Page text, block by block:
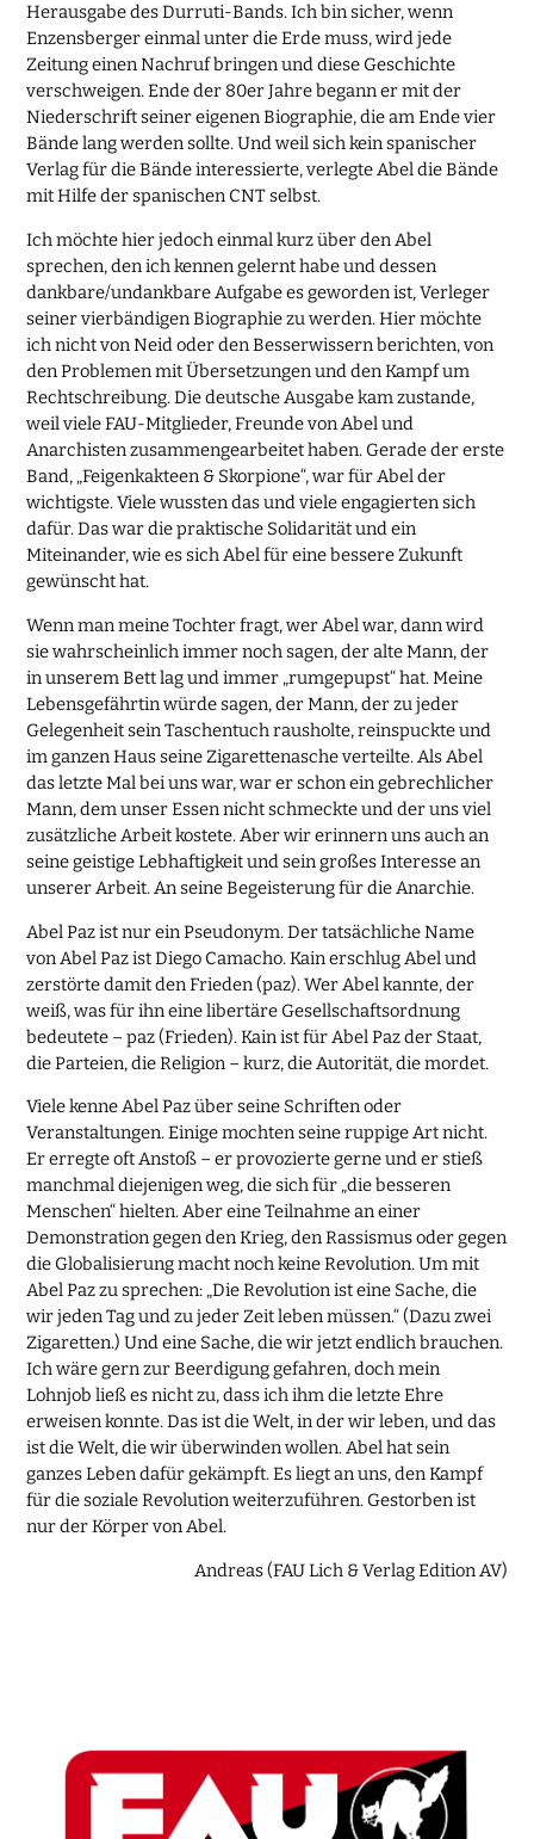
Herausgabe des Durruti-Bands. Ich bin sicher, wenn
Enzensberger einmal unter die Erde muss, wird jede
Zeitung einen Nachruf bringen und diese Geschichte
verschweigen. Ende der 80er Jahre begann er mit der
Niederschrift seiner eigenen Biographie, die am Ende vier
Bände lang werden sollte. Und weil sich kein spanischer
Verlag für die Bände interessierte, verlegte Abel die Bände
mit Hilfe der spanischen CNT selbst.
Ich möchte hier jedoch einmal kurz über den Abel
sprechen, den ich kennen gelernt habe und dessen
dankbare/undankbare Aufgabe es geworden ist, Verleger
seiner vierbändigen Biographie zu werden. Hier möchte
ich nicht von Neid oder den Besserwissern berichten, von
den Problemen mit Übersetzungen und den Kampf um
Rechtschreibung. Die deutsche Ausgabe kam zustande,
weil viele FAU-Mitglieder, Freunde von Abel und
Anarchisten zusammengearbeitet haben. Gerade der erste
Band, „Feigenkakteen & Skorpione“, war für Abel der
wichtigste. Viele wussten das und viele engagierten sich
dafür. Das war die praktische Solidarität und ein
Miteinander, wie es sich Abel für eine bessere Zukunft
gewünscht hat.
Wenn man meine Tochter fragt, wer Abel war, dann wird
sie wahrscheinlich immer noch sagen, der alte Mann, der
in unserem Bett lag und immer „rumgepupst“ hat. Meine
Lebensgefährtin würde sagen, der Mann, der zu jeder
Gelegenheit sein Taschentuch rausholte, reinspuckte und
im ganzen Haus seine Zigarettenasche verteilte. Als Abel
das letzte Mal bei uns war, war er schon ein gebrechlicher
Mann, dem unser Essen nicht schmeckte und der uns viel
zusätzliche Arbeit kostete. Aber wir erinnern uns auch an
seine geistige Lebhaftigkeit und sein großes Interesse an
unserer Arbeit. An seine Begeisterung für die Anarchie.
Abel Paz ist nur ein Pseudonym. Der tatsächliche Name
von Abel Paz ist Diego Camacho. Kain erschlug Abel und
zerstörte damit den Frieden (paz). Wer Abel kannte, der
weiß, was für ihn eine libertäre Gesellschaftsordnung
bedeutete – paz (Frieden). Kain ist für Abel Paz der Staat,
die Parteien, die Religion – kurz, die Autorität, die mordet.
Viele kenne Abel Paz über seine Schriften oder
Veranstaltungen. Einige mochten seine ruppige Art nicht.
Er erregte oft Anstoß – er provozierte gerne und er stieß
manchmal diejenigen weg, die sich für „die besseren
Menschen“ hielten. Aber eine Teilnahme an einer
Demonstration gegen den Krieg, den Rassismus oder gegen
die Globalisierung macht noch keine Revolution. Um mit
Abel Paz zu sprechen: „Die Revolution ist eine Sache, die
wir jeden Tag und zu jeder Zeit leben müssen.“ (Dazu zwei
Zigaretten.) Und eine Sache, die wir jetzt endlich brauchen.
Ich wäre gern zur Beerdigung gefahren, doch mein
Lohnjob ließ es nicht zu, dass ich ihm die letzte Ehre
erweisen konnte. Das ist die Welt, in der wir leben, und das
ist die Welt, die wir überwinden wollen. Abel hat sein
ganzes Leben dafür gekämpft. Es liegt an uns, den Kampf
für die soziale Revolution weiterzuführen. Gestorben ist
nur der Körper von Abel.
Andreas (FAU Lich & Verlag Edition AV)